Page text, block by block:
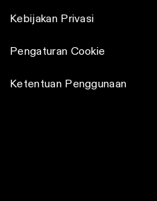
Kebijakan Privasi
Pengaturan Cookie
Ketentuan Penggunaan